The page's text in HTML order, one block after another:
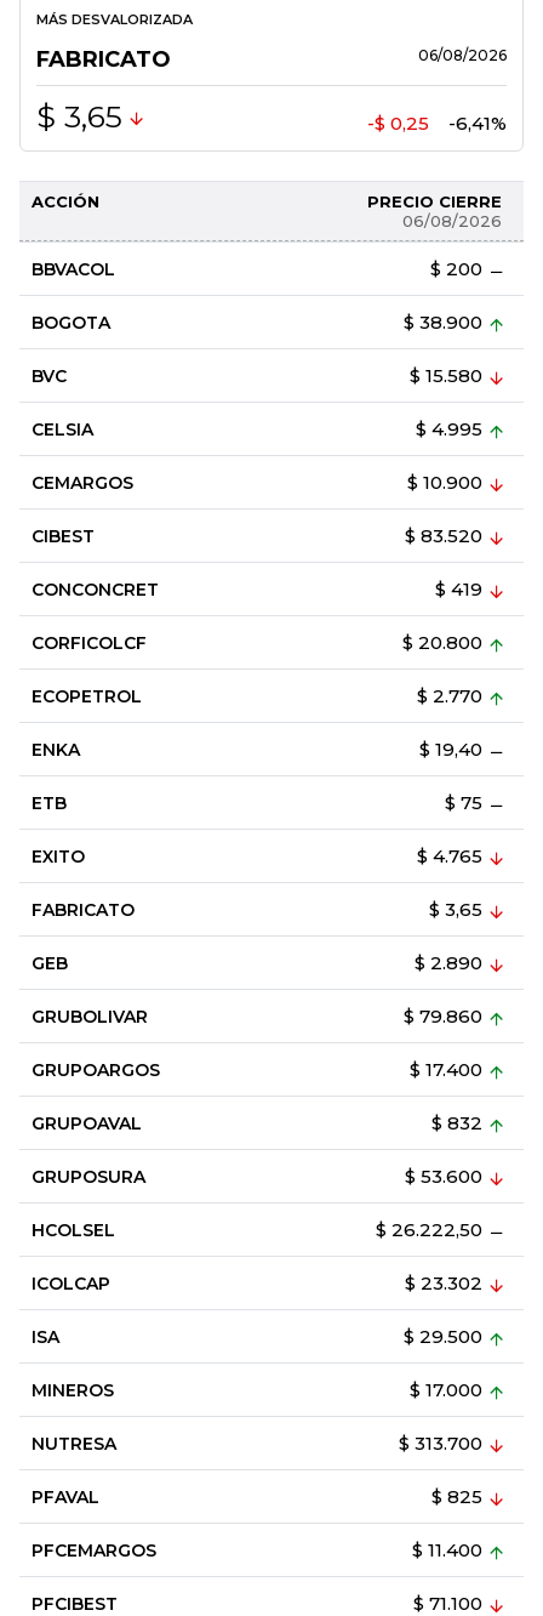
MÁS DESVALORIZADA
FABRICATO 06/08/2026
$ 3,65 -$ 0,25 -6,41%
ACCIÓN
PRECIO CIERRE
06/08/2026
BBVACOL $ 200
BOGOTA $ 38.900
BVC $ 15.580
CELSIA $ 4.995
CEMARGOS $ 10.900
CIBEST $ 83.520
CONCONCRET $ 419
CORFICOLCF $ 20.800
ECOPETROL $ 2.770
ENKA $ 19,40
ETB $ 75
EXITO $ 4.765
FABRICATO $ 3,65
GEB $ 2.890
GRUBOLIVAR $ 79.860
GRUPOARGOS $ 17.400
GRUPOAVAL $ 832
GRUPOSURA $ 53.600
HCOLSEL $ 26.222,50
ICOLCAP $ 23.302
ISA $ 29.500
MINEROS $ 17.000
NUTRESA $ 313.700
PFAVAL $ 825
PFCEMARGOS $ 11.400
PFCIBEST $ 71.100